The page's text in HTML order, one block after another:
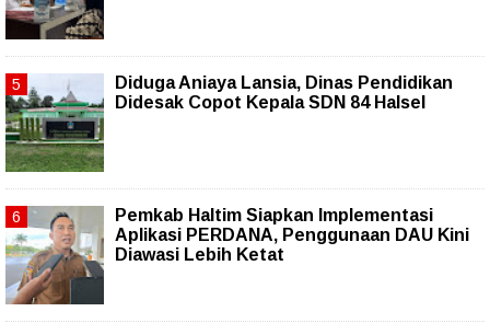
Diduga Aniaya Lansia, Dinas Pendidikan
Didesak Copot Kepala SDN 84 Halsel
Pemkab Haltim Siapkan Implementasi
Aplikasi PERDANA, Penggunaan DAU Kini
Diawasi Lebih Ketat